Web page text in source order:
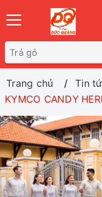
Trang chủ
Tin
KYMCO CANDY